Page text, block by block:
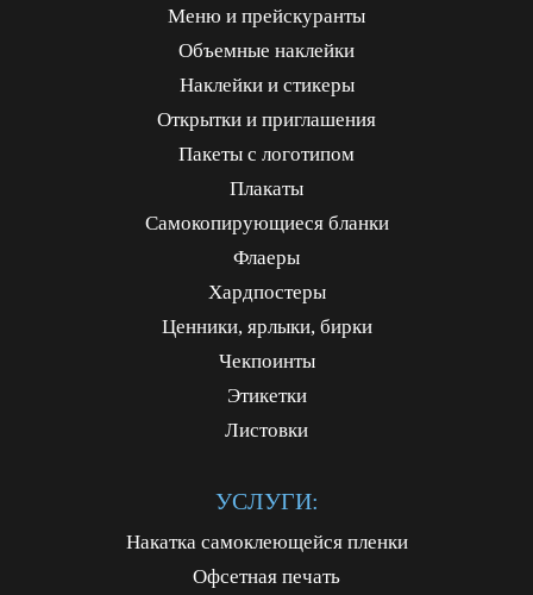
Меню и прейскуранты
Объемные наклейки
Наклейки и стикеры
Открытки и приглашения
Пакеты с логотипом
Плакаты
Самокопирующиеся бланки
Флаеры
Хардпостеры
Ценники, ярлыки, бирки
Чекпоинты
Этикетки
Листовки
УСЛУГИ:
Накатка самоклеющейся пленки
Офсетная печать